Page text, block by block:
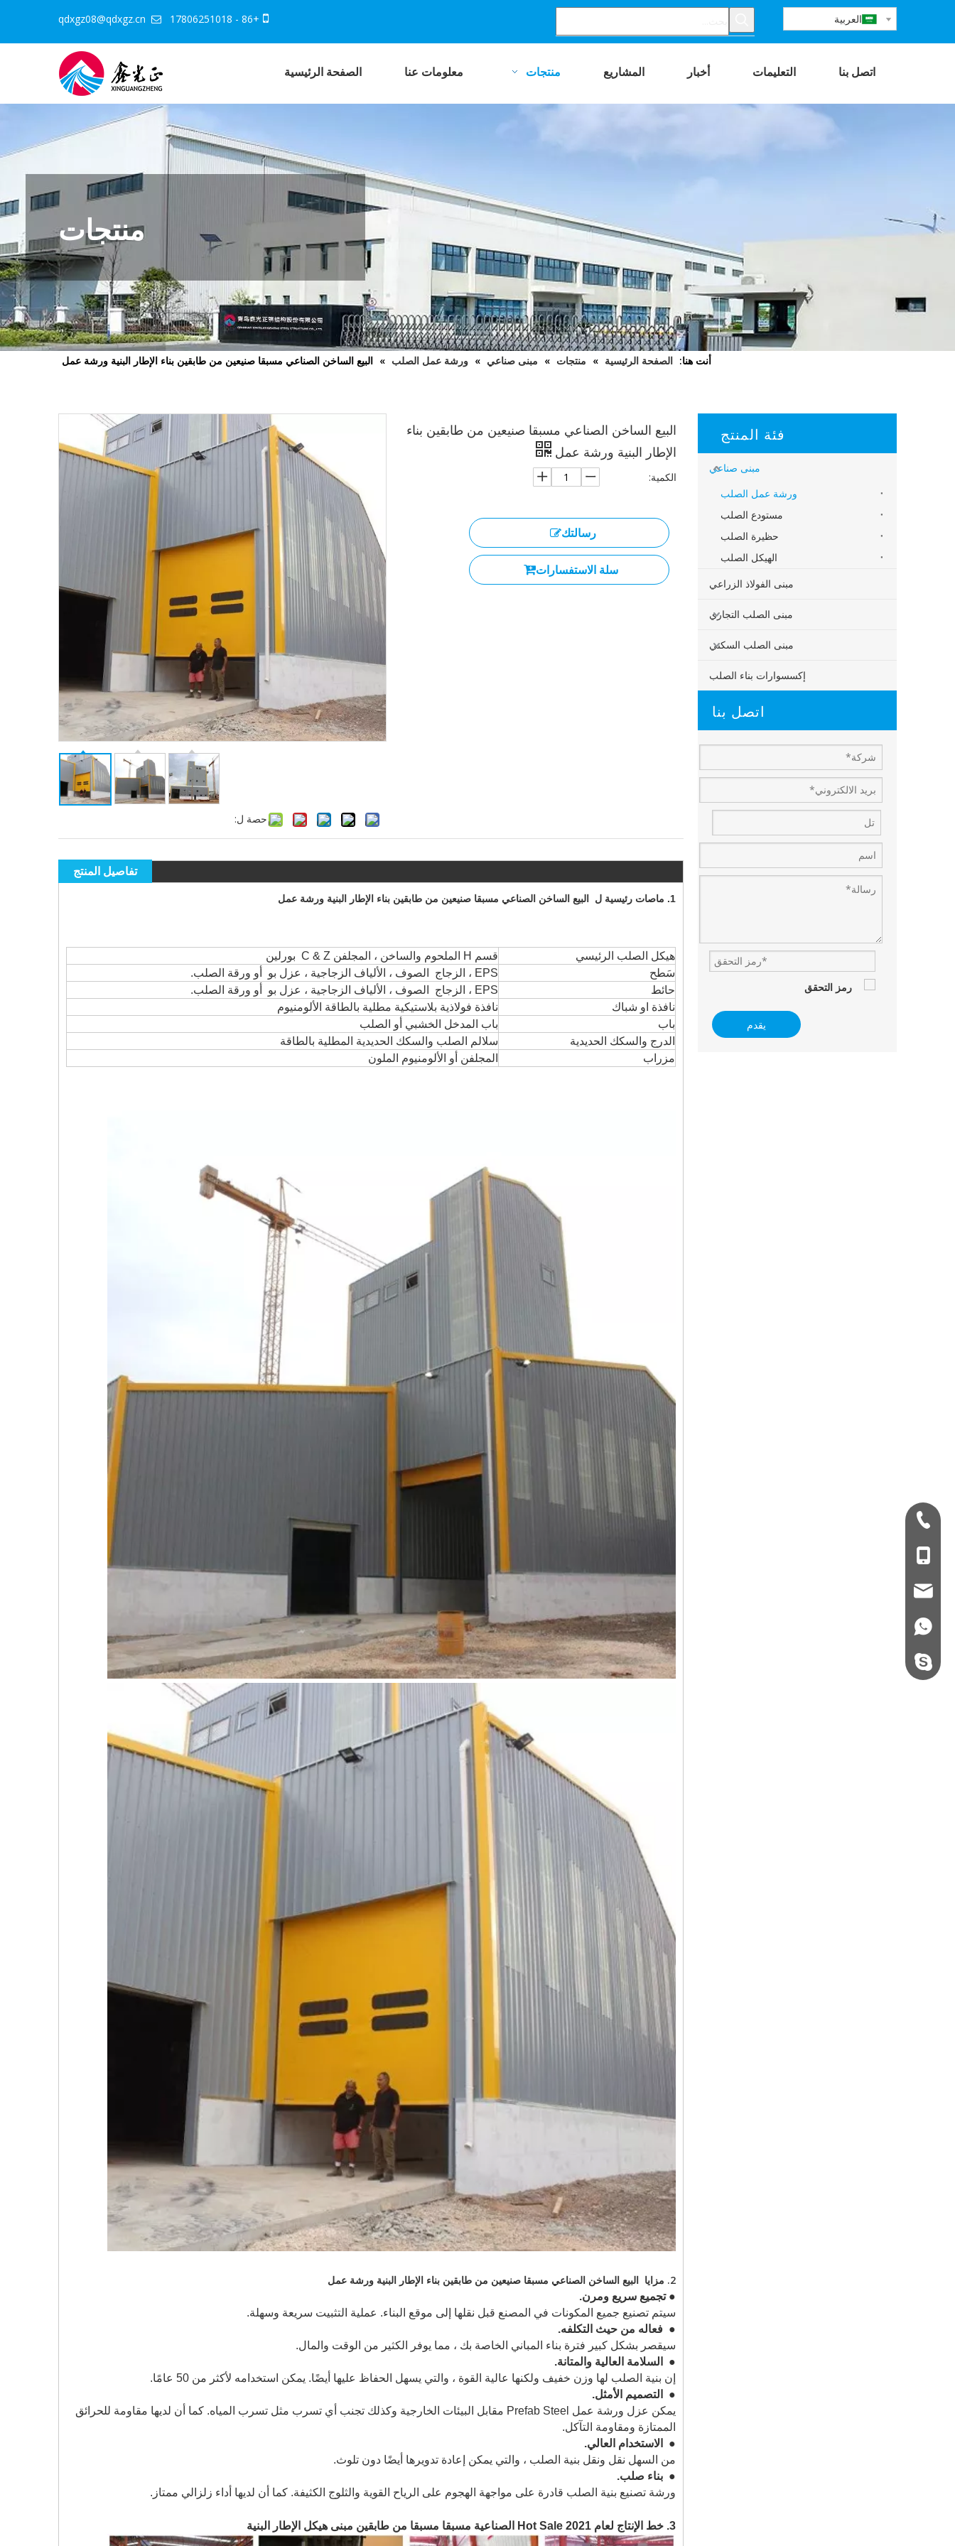

+86 - 17806251018

qdxgz08@qdxgz.cn العربية
اتصل بنا التعليمات أخبار المشاريع منتجات معلومات عنا الصفحة الرئيسية
منتجات
أنت هنا: الصفحة الرئيسية » منتجات » مبنى صناعي » ورشة عمل الصلب » البيع الساخن الصناعي مسبقا صنيعين من طابقين بناء الإطار البنية ورشة عمل
حصة ل:
البيع الساخن الصناعي مسبقا صنيعين من طابقين بناء
الإطار البنية ورشة عمل
الكمية:
رسالتك
سلة الاستفسارات
تفاصيل المنتج
1. ماصات رئيسية ل البيع الساخن الصناعي مسبقا صنيعين من طابقين بناء الإطار البنية ورشة عمل
هيكل الصلب الرئيسي
قسم H الملحوم والساخن ، المجلفن C & Z بورلين
سَطح
EPS ، الزجاج الصوف ، الألياف الزجاجية ، عزل بو أو ورقة الصلب.
حائط
EPS ، الزجاج الصوف ، الألياف الزجاجية ، عزل بو أو ورقة الصلب.
نافذة او شباك
نافذة فولاذية بلاستيكية مطلية بالطاقة الألومنيوم
باب
باب المدخل الخشبي أو الصلب
الدرج والسكك الحديدية
سلالم الصلب والسكك الحديدية المطلية بالطاقة
مزراب
المجلفن أو الألومنيوم الملون
2. مزايا البيع الساخن الصناعي مسبقا صنيعين من طابقين بناء الإطار البنية ورشة عمل
● تجميع سريع ومرن.
سيتم تصنيع جميع المكونات في المصنع قبل نقلها إلى موقع البناء. عملية التثبيت سريعة وسهلة.
● فعاله من حيث التكلفه.
سيقصر بشكل كبير فترة بناء المباني الخاصة بك ، مما يوفر الكثير من الوقت والمال.
●
السلامة العالية والمتانة.
إن بنية الصلب لها وزن خفيف ولكنها عالية القوة ، والتي يسهل الحفاظ عليها أيضًا. يمكن استخدامه لأكثر من 50 عامًا.
●
التصميم الأمثل.
يمكن عزل ورشة عمل Prefab Steel مقابل البيئات الخارجية وكذلك تجنب أي تسرب مثل تسرب المياه. كما أن لديها مقاومة للحرائق
الممتازة ومقاومة التآكل.
●
الاستخدام العالي.
من السهل نقل ونقل بنية الصلب ، والتي يمكن إعادة تدويرها أيضًا دون تلوث.
● بناء صلب.
ورشة تصنيع بنية الصلب قادرة على مواجهة الهجوم على الرياح القوية والثلوج الكثيفة. كما أن لديها أداء زلزالي ممتاز.
3. خط الإنتاج لعام 2021 Hot Sale الصناعية مسبقا مسبقا من طابقين مبنى هيكل الإطار البنية
فئة المنتج
مبنى صناعي
ورشة عمل الصلب
مستودع الصلب
حظيرة الصلب
الهيكل الصلب
مبنى الفولاذ الزراعي
مبنى الصلب التجاري
مبنى الصلب السكني
إكسسوارات بناء الصلب
اتصل بنا
يقدم
+ 86-532-
+86 -
+86 -